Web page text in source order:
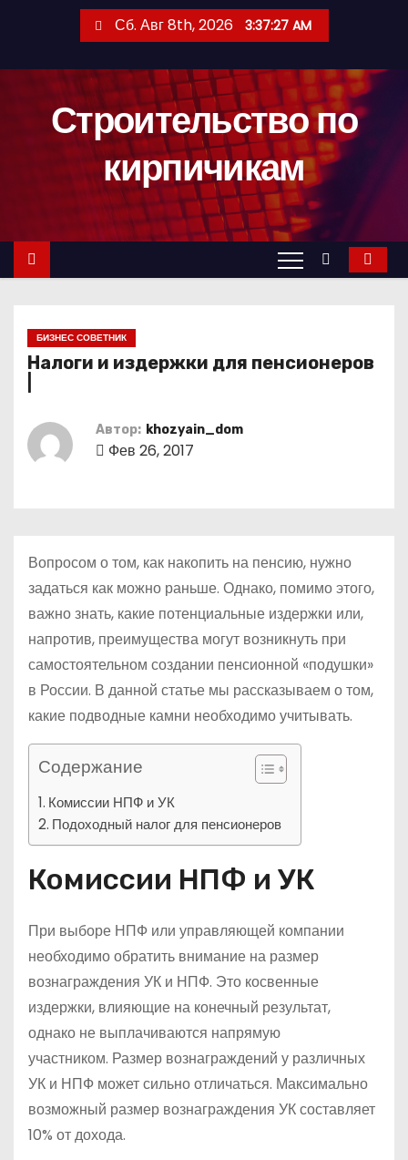
о
Сб. Авг 8th, 2026 3:37:28 AM
Строительство по
кирпичикам
БИЗНЕС СОВЕТНИК
Налоги и издержки для пенсионеров
Автор: khozyain_dom
Фев 26, 2017
Вопросом о том, как накопить на пенсию, нужно
задаться как можно раньше. Однако, помимо этого,
важно знать, какие потенциальные издержки или,
напротив, преимущества могут возникнуть при
самостоятельном создании пенсионной «подушки»
в России. В данной статье мы рассказываем о том,
какие подводные камни необходимо учитывать.
Содержание
Комиссии НПФ и УК
Подоходный налог для пенсионеров
Комиссии НПФ и УК
При выборе НПФ или управляющей компании
необходимо обратить внимание на размер
вознаграждения УК и НПФ. Это косвенные
издержки, влияющие на конечный результат,
однако не выплачиваются напрямую
участником. Размер вознаграждений у различных
УК и НПФ может сильно отличаться. Максимально
возможный размер вознаграждения УК составляет
10% от дохода.